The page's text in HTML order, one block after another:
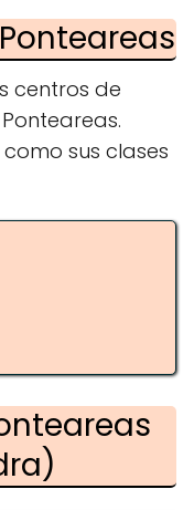
centros de
sus clases